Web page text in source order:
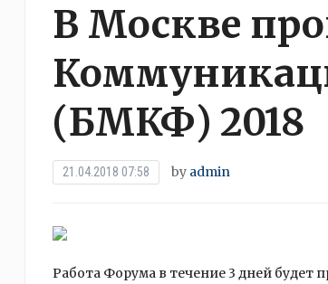
В Москве
(БМКФ) 2018
21.04.2018 07:58 by admin
Работа Форума в течение 3 дней будет